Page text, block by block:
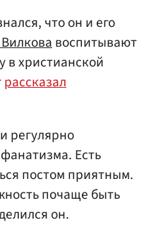
что он и его
воспитывают
в христианской
рассказал
регулярно
Есть
постом приятным.
почаще быть
он.